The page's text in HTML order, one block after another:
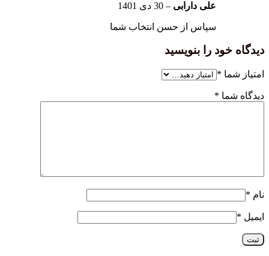
علی دارابی– 30 دی 1401
سپاس از حسن انتخاب شما
دیدگاه خود را بنویسید
امتیاز شما*
دیدگاه شما*
نام*
ایمیل *